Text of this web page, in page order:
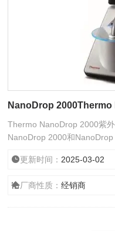
Thermo NanoDrop 2000紫
NanoDrop 2000和
单、样品量极少、快速、免
更新时间： 2025-03-02
厂商性质：经销商